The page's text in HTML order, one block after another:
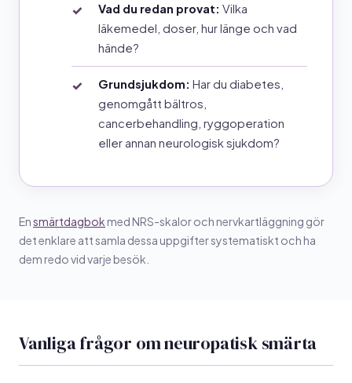
Vad du redan provat: Vilka
läkemedel, doser, hur länge och vad
hände?
Grundsjukdom: Har du diabetes,
genomgått bältros,
cancerbehandling, ryggoperation
eller annan neurologisk sjukdom?
Ensmärtdagbok med NRS-skalor och nervkartläggning gör
det enklare att samla dessa uppgifter systematiskt och ha
dem redo vid varje besök.
Vanliga frågor om neuropatisk smärta